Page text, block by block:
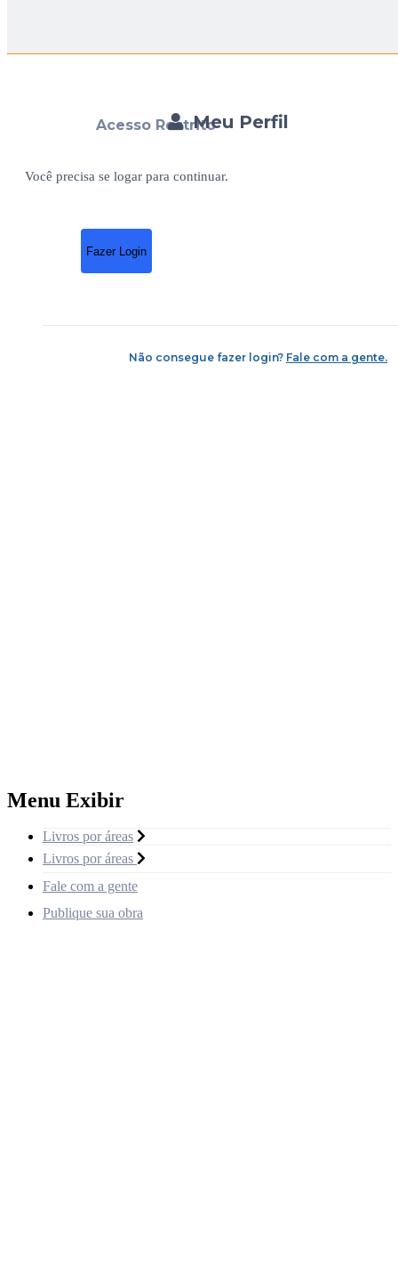
Meu Perfil
Acesso Restrito
Você precisa se logar para continuar.
Fazer Login
Não consegue fazer login? Fale com a gente.
Menu Exibir
Livros por áreas
Livros por áreas
Fale com a gente
Publique sua obra